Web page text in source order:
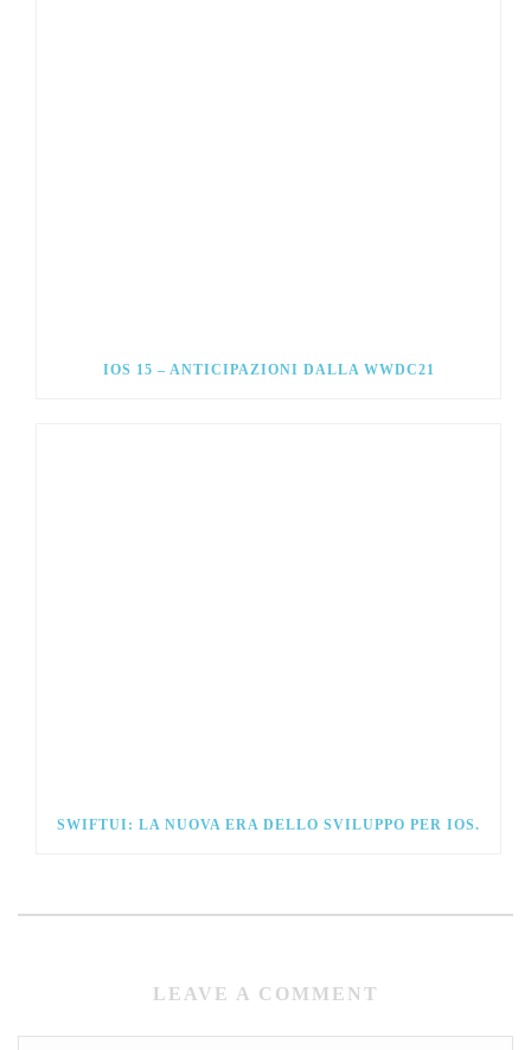
IOS 15 – ANTICIPAZIONI DALLA WWDC21
SWIFTUI: LA NUOVA ERA DELLO SVILUPPO PER IOS.
LEAVE A COMMENT